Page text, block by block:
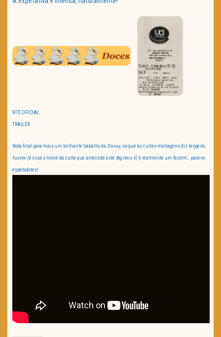
SITE OFICIAL
TRAILER
Nota final para mais um brilhante trabalho da Disney, no que às curtas-metragens diz respeito.
Festim (é esse o nome da curta que antecede este Big Hero 6) é realmente um festim… para os
espetadores!